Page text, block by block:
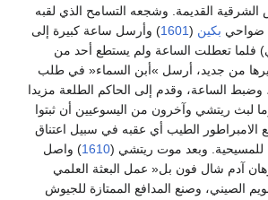
القديمة. وشجعه التسامح الذي لقبه
ضواحي بكين (
1601) وأرسل ساعة كبيرة إلى
فلما تعطلت الساعة ولم يستطع أحد من
من جديد، أرسل »أبن السماء« في طلب
الساعة، وقدم إلى الحاكم الطلعة مزيدا
لبث ريتشي وآخرون من اليسوعيين أن ثبتوا
الامبراطور الطيب أي عقبه في سبيل اعتناق
للمسيحية. وبعد موت ريتشي (1610) واصل
آدم شال فون بل« عمل البعثة العلمي
الصيني، وصنع المدافع الممتازة للجيوش